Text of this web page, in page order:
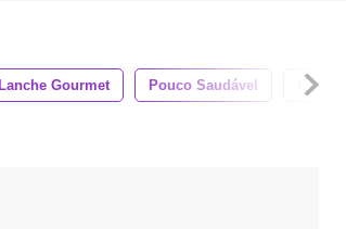
Lanche Gourmet Pouco Saudável